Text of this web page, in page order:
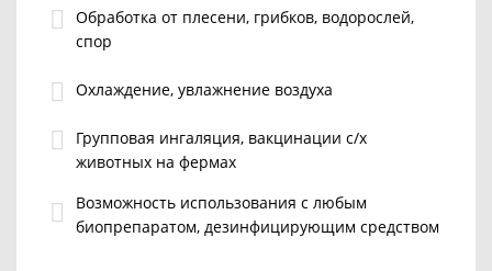
Обработка от плесени, грибков, водорослей,
спор
Охлаждение, увлажнение воздуха
Групповая ингаляция, вакцинации с/х
животных на фермах
Возможность использования с любым
биопрепаратом, дезинфицирующим средством